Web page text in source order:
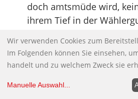
doch amtsmüde wird,
ihrem Tief in der
Der F.A.Z.-Redakteur
(er ist alles andere als ein
SPD so schwer damit tue,
Wir verwenden Cookies zum
Im Folgenden können Sie einsehen,
handelt und zu welchem Zweck sie
Manuelle Auswahl...